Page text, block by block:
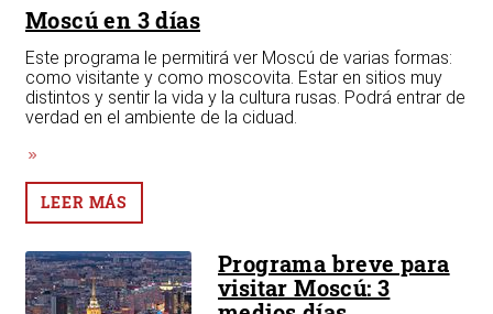
Moscú en 3 días
Este programa le permitirá ver Moscú de varias formas:
como visitante y como moscovita. Estar en sitios muy
distintos y sentir la vida y la cultura rusas. Podrá entrar de
verdad en el ambiente de la ciduad.
LEER MÁS
Programa breve para
visitar Moscú: 3